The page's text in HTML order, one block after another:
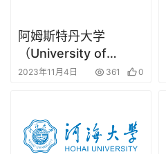
阿姆斯特丹大学
（University of
Amsterdam）校徽
2023年11月4日 361 0